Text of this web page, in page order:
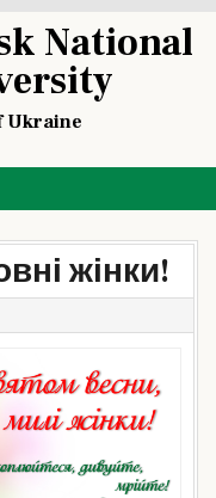
National
Ukraine
жінки!